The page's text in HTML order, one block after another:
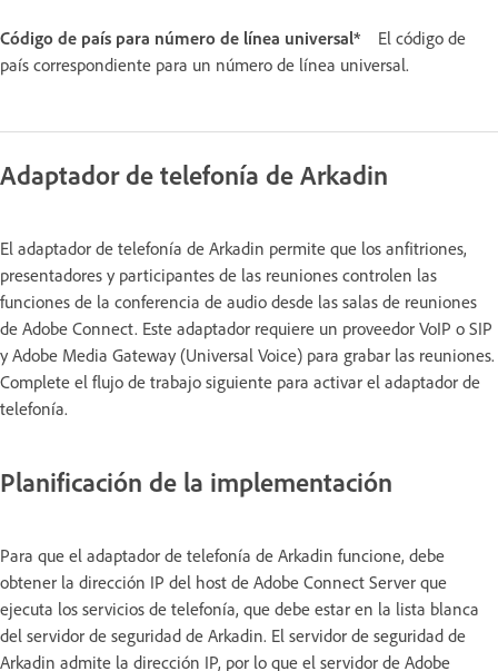
Código de país para número de línea universal*
El código de
país correspondiente para un número de línea universal.
Adaptador de telefonía de Arkadin
El adaptador de telefonía de Arkadin permite que los anfitriones,
presentadores y participantes de las reuniones controlen las
funciones de la conferencia de audio desde las salas de reuniones
de Adobe Connect. Este adaptador requiere un proveedor VoIP o SIP
y Adobe Media Gateway (Universal Voice) para grabar las reuniones.
Complete el flujo de trabajo siguiente para activar el adaptador de
telefonía.
Planificación de la implementación
Para que el adaptador de telefonía de Arkadin funcione, debe
obtener la dirección IP del host de Adobe Connect Server que
ejecuta los servicios de telefonía, que debe estar en la lista blanca
del servidor de seguridad de Arkadin. El servidor de seguridad de
Arkadin admite la dirección IP, por lo que el servidor de Adobe